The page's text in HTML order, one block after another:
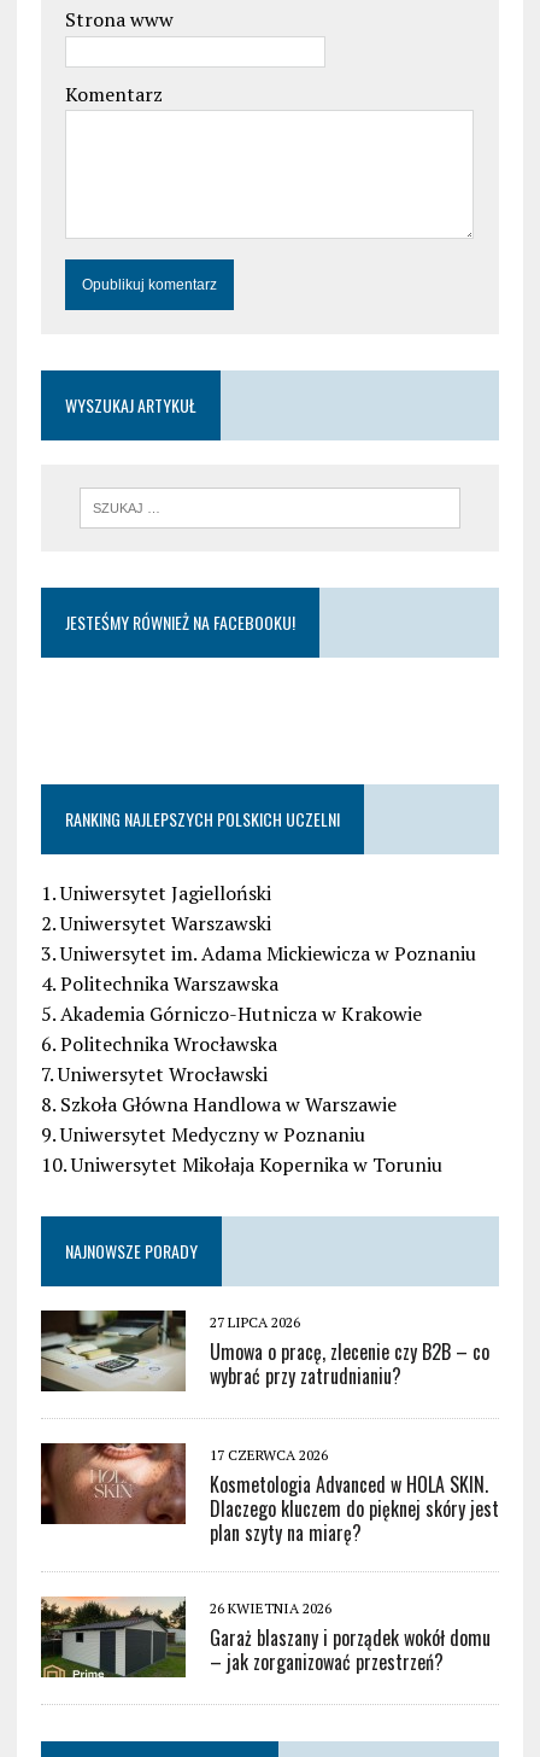
Strona www
Komentarz
WYSZUKAJ ARTYKUŁ
JESTEŚMY RÓWNIEŻ NA FACEBOOKU!
RANKING NAJLEPSZYCH POLSKICH UCZELNI
1. Uniwersytet Jagielloński
2. Uniwersytet Warszawski
3. Uniwersytet im. Adama Mickiewicza w Poznaniu
4. Politechnika Warszawska
5. Akademia Górniczo-Hutnicza w Krakowie
6. Politechnika Wrocławska
7. Uniwersytet Wrocławski
8. Szkoła Główna Handlowa w Warszawie
9. Uniwersytet Medyczny w Poznaniu
10. Uniwersytet Mikołaja Kopernika w Toruniu
NAJNOWSZE PORADY
27 LIPCA 2026
Umowa o pracę, zlecenie czy B2B – co
wybrać przy zatrudnianiu?
17 CZERWCA 2026
Kosmetologia Advanced w HOLA SKIN.
Dlaczego kluczem do pięknej skóry jest
plan szyty na miarę?
26 KWIETNIA 2026
Garaż blaszany i porządek wokół domu
– jak zorganizować przestrzeń?